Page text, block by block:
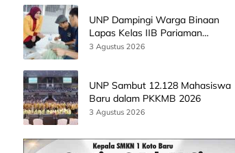
UNP Dampingi Warga Binaan
Lapas Kelas IIB Pariaman
Kembangkan Produk Kreatif
3 Agustus 2026
UNP Sambut 12.128 Mahasiswa
Baru dalam PKKMB 2026
3 Agustus 2026